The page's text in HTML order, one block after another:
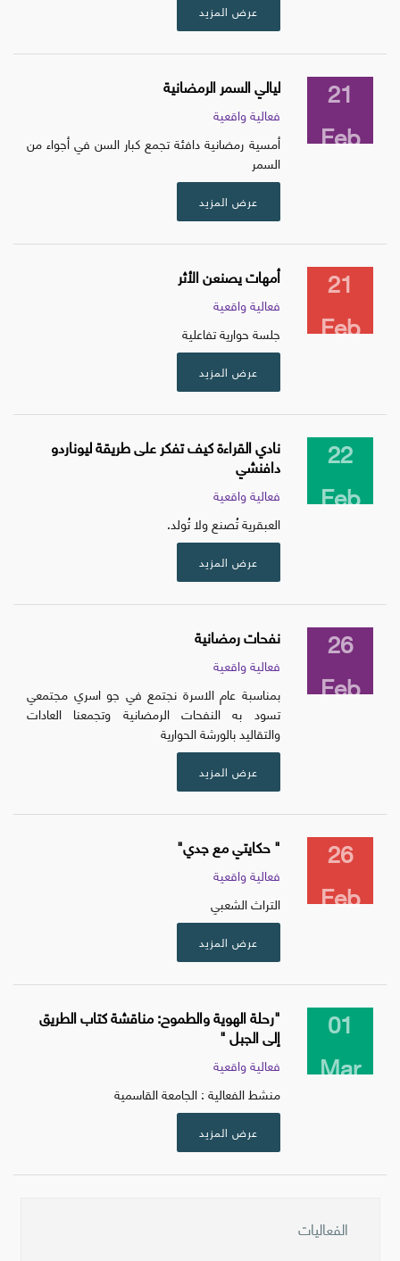
عرض المزيد
21
Feb
ليالي السمر الرمضانية
فعالية واقعية
أمسية رمضانية دافئة تجمع كبار السن في أجواء من
السمر
عرض المزيد
21
Feb
أمهات يصنعن الأثر
فعالية واقعية
جلسة حوارية تفاعلية
عرض المزيد
22
Feb
نادي القراءة كيف تفكر على طريقة ليوناردو
دافنشي
فعالية واقعية
العبقرية تُصنع ولا تُولد.
عرض المزيد
26
Feb
نفحات رمضانية
فعالية واقعية
بمناسبة عام الاسرة نجتمع في جو اسري مجتمعي
تسود به النفحات الرمضانية وتجمعنا العادات
والتقاليد بالورشة الحوارية
عرض المزيد
26
Feb
" حكايتي مع جدي"
فعالية واقعية
التراث الشعبي
عرض المزيد
01
Mar
"رحلة الهوية والطموح: مناقشة كتاب الطريق
إلى الجبل "
فعالية واقعية
منشط الفعالية : الجامعة القاسمية
عرض المزيد
الفعاليات